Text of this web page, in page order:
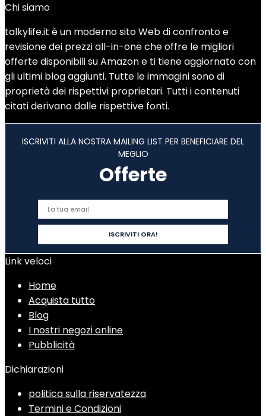
Chi siamo
talkylife.it è un moderno sito Web di confronto e
revisione dei prezzi all-in-one che offre le migliori
offerte disponibili su Amazon e ti tiene aggiornato con
gli ultimi blog aggiunti. Tutte le immagini sono di
proprietà dei rispettivi proprietari. Tutti i contenuti
citati derivano dalle rispettive fonti.
ISCRIVITI ALLA NOSTRA MAILING LIST PER BENEFICIARE DEL
MEGLIO
Offerte
Link veloci
Home
Acquista tutto
Blog
I nostri negozi online
Pubblicità
Dichiarazioni
politica sulla riservatezza
Termini e Condizioni